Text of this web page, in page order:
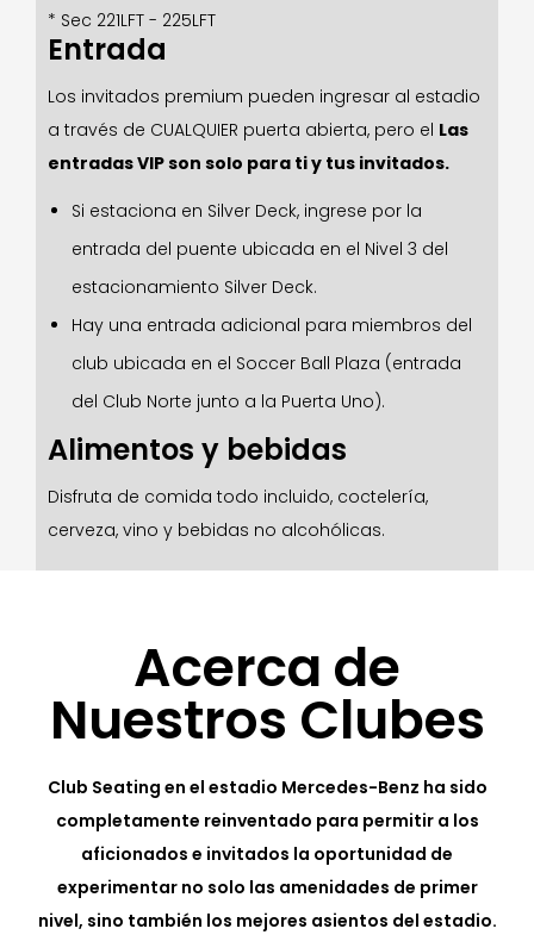
* Sec 221LFT - 225LFT
Entrada
Los invitados premium pueden ingresar al estadio
a través de CUALQUIER puerta abierta, pero el Las
entradas VIP son solo para ti y tus invitados.
Si estaciona en Silver Deck, ingrese por la
entrada del puente ubicada en el Nivel 3 del
estacionamiento Silver Deck.
Hay una entrada adicional para miembros del
club ubicada en el Soccer Ball Plaza (entrada
del Club Norte junto a la Puerta Uno).
Alimentos y bebidas
Disfruta de comida todo incluido, coctelería,
cerveza, vino y bebidas no alcohólicas.
Acerca de
Nuestros Clubes
Club Seating en el estadio Mercedes-Benz ha sido
completamente reinventado para permitir a los
aficionados e invitados la oportunidad de
experimentar no solo las amenidades de primer
nivel, sino también los mejores asientos del estadio.